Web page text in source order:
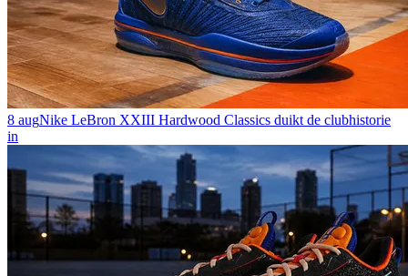
8 augNike LeBron XXIII Hardwood Classics duikt de clubhistorie
in